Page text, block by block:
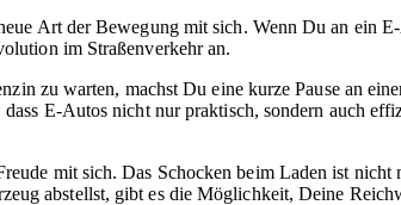
Art der Bewegung mit sich. Wenn Du an
im Straßenverkehr an.
zu warten, machst Du eine kurze Pause an
E-Autos nicht nur praktisch, sondern auch
mit sich. Das Schocken beim Laden ist
abstellst, gibt es die Möglichkeit, Deine